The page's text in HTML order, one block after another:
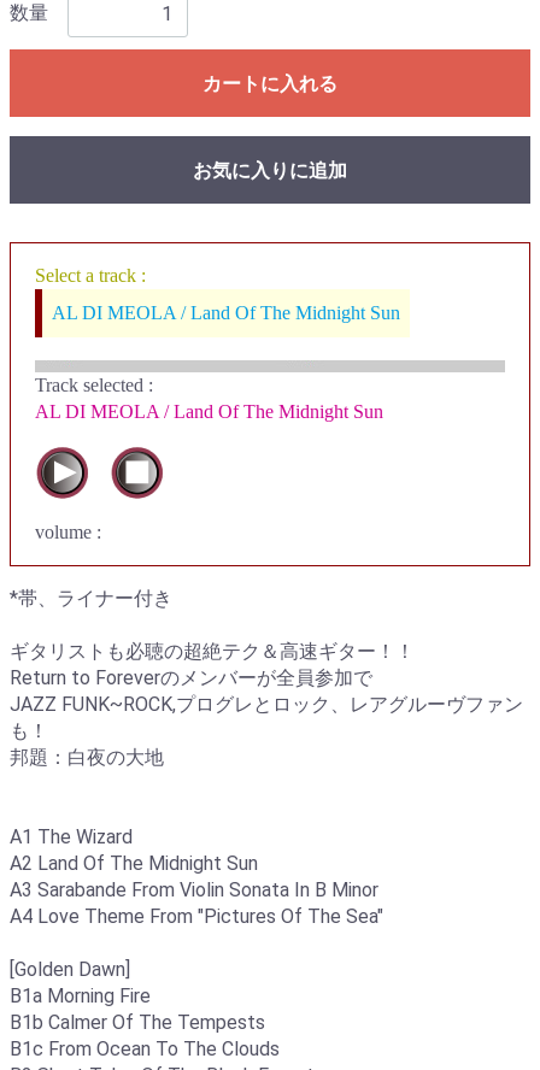
数量
カートに入れる
お気に入りに追加
Select a track :
AL DI MEOLA / Land Of The Midnight Sun
Track selected :
AL DI MEOLA / Land Of The Midnight Sun
volume :
*帯、ライナー付き
ギタリストも必聴の超絶テク＆高速ギター！！
Return to Foreverのメンバーが全員参加で
JAZZ FUNK~ROCK,プログレとロック、レアグルーヴファン
も！
邦題：白夜の大地
A1 The Wizard
A2 Land Of The Midnight Sun
A3 Sarabande From Violin Sonata In B Minor
A4 Love Theme From "Pictures Of The Sea"
[Golden Dawn]
B1a Morning Fire
B1b Calmer Of The Tempests
B1c From Ocean To The Clouds